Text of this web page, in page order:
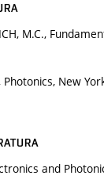
M.C.,
Photonics, New
and